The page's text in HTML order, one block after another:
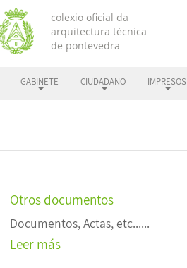
GABINETE CIUDADANO IMPRESOS
Otros documentos
Documentos, Actas, etc......
Leer más